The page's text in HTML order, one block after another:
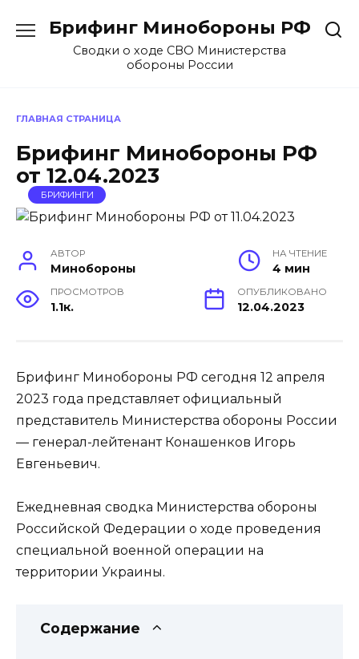
содержанию
Брифинг Минобороны РФ
Сводки о ходе СВО Министерства
обороны России
ГЛАВНАЯ СТРАНИЦА
Брифинг Минобороны РФ
от 12.04.2023
БРИФИНГИ
АВТОР
Минобороны
НА ЧТЕНИЕ
4 мин
ПРОСМОТРОВ
1.1к.
ОПУБЛИКОВАНО
12.04.2023
Брифинг Минобороны РФ сегодня 12 апреля
2023 года представляет официальный
представитель Министерства обороны России
— генерал-лейтенант Конашенков Игорь
Евгеньевич.
Ежедневная сводка Министерства обороны
Российской Федерации о ходе проведения
специальной военной операции на
территории Украины.
Содержание